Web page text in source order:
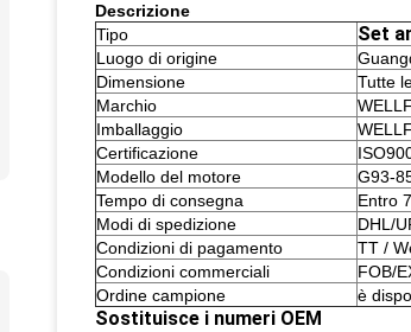
Descrizione
Tipo
Set
Luogo di origine
Dimensione
Tutte
Marchio
Imballaggio
Certificazione
Modello del motore
G93-
Tempo di consegna
Entro
Modi di spedizione
DHL/
Condizioni di pagamento
TT /
Condizioni commerciali
FOB/
Ordine campione
è
Sostituisce i numeri OEM